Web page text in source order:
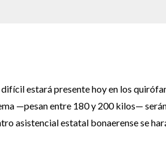
estará presente hoy en los
—pesan entre 180 y 200 kilos—
asistencial estatal bonaerense se